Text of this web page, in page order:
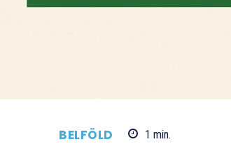
BELFÖLD 1 min.